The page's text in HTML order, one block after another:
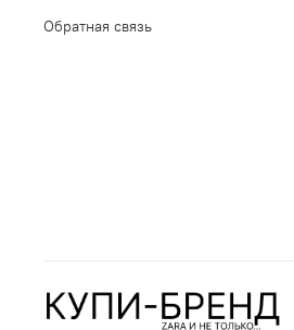
Обратная связь